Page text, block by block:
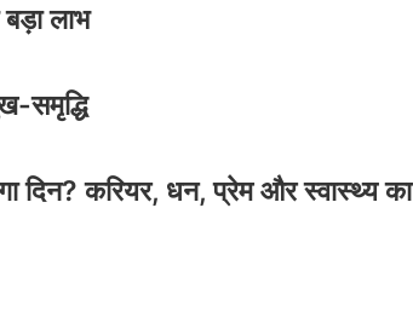
लाभ
समृद्धि
दिन? करियर, धन, प्रेम और स्वास्थ्य का